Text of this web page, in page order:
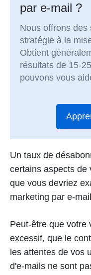
par e-mail ?
Nous offrons des
stratégie à la
Obtient
résultats de 15-
pouvons vous
Un taux de
certains aspects de
que vous devriez
marketing par e-
Peut-être que votre
excessif, que le
les attentes de vos
d'e-mails ne sont